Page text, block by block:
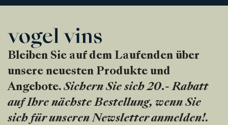
Bleiben Sie auf dem Laufenden über
unsere neuesten Produkte und
Angebote. Sichern Sie sich 20.- Rabatt
auf Ihre nächste Bestellung, wenn Sie
sich für unseren Newsletter anmelden!.